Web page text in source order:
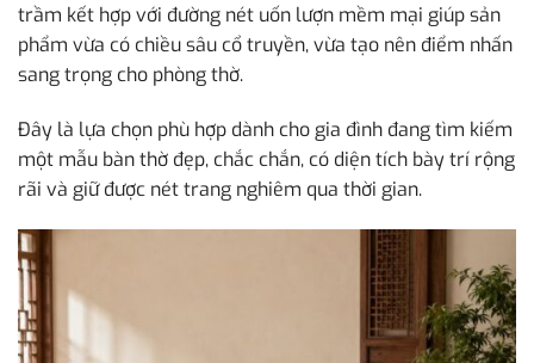
trầm kết hợp với đường nét uốn lượn mềm mại giúp sản
phẩm vừa có chiều sâu cổ truyền, vừa tạo nên điểm nhấn
sang trọng cho phòng thờ.
Đây là lựa chọn phù hợp dành cho gia đình đang tìm kiếm
một mẫu bàn thờ đẹp, chắc chắn, có diện tích bày trí rộng
rãi và giữ được nét trang nghiêm qua thời gian.